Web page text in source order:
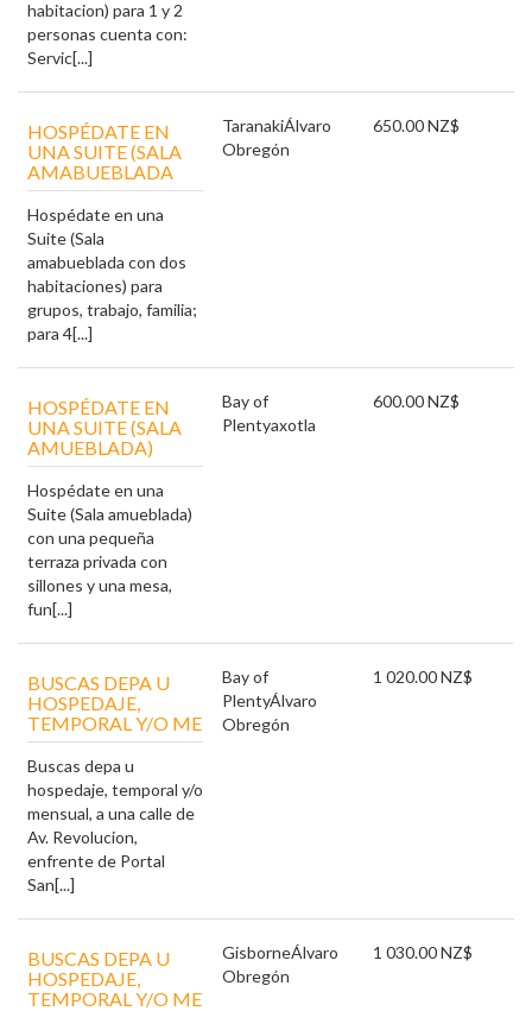
habitacion) para 1 y 2
personas cuenta con:
Servic[...]
HOSPÉDATE EN
UNA SUITE (SALA
AMABUEBLADA
Hospédate en una
Suite (Sala
amabueblada con dos
habitaciones) para
grupos, trabajo, familia;
para 4[...]
TaranakiÁlvaro
Obregón
650.00 NZ$
HOSPÉDATE EN
UNA SUITE (SALA
AMUEBLADA)
Hospédate en una
Suite (Sala amueblada)
con una pequeña
terraza privada con
sillones y una mesa,
fun[...]
Bay of
Plentyaxotla
600.00 NZ$
BUSCAS DEPA U
HOSPEDAJE,
TEMPORAL Y/O ME
Buscas depa u
hospedaje, temporal y/o
mensual, a una calle de
Av. Revolucion,
enfrente de Portal
San[...]
Bay of
PlentyÁlvaro
Obregón
1 020.00 NZ$
BUSCAS DEPA U
HOSPEDAJE,
TEMPORAL Y/O ME
GisborneÁlvaro
Obregón
1 030.00 NZ$